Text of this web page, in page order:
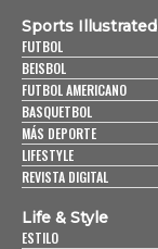
Sports Illustrated
FUTBOL
BEISBOL
FUTBOL AMERICANO
BASQUETBOL
MÁS DEPORTE
LIFESTYLE
REVISTA DIGITAL
Life & Style
ESTILO